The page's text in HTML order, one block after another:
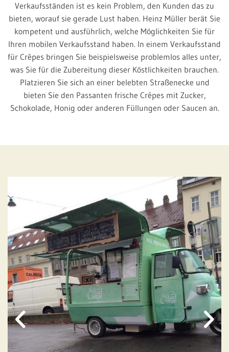
Verkaufsständen ist es kein Problem, den Kunden das zu
bieten, worauf sie gerade Lust haben. Heinz Müller berät Sie
kompetent und ausführlich, welche Möglichkeiten Sie für
Ihren mobilen Verkaufsstand haben. In einem Verkaufsstand
für Crêpes bringen Sie beispielsweise problemlos alles unter,
was Sie für die Zubereitung dieser Köstlichkeiten brauchen.
Platzieren Sie sich an einer belebten Straßenecke und
bieten Sie den Passanten frische Crêpes mit Zucker,
Schokolade, Honig oder anderen Füllungen oder Saucen an.